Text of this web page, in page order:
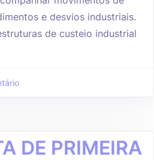
e desvios industriais.
de custeio industrial
DE PRIMEIRA